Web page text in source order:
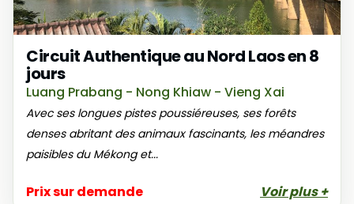
Circuit Authentique au Nord Laos en 8
jours
Luang Prabang - Nong Khiaw - Vieng Xai
Avec ses longues pistes poussiéreuses, ses forêts
denses abritant des animaux fascinants, les méandres
paisibles du Mékong et...
Prix sur demande Voir plus +